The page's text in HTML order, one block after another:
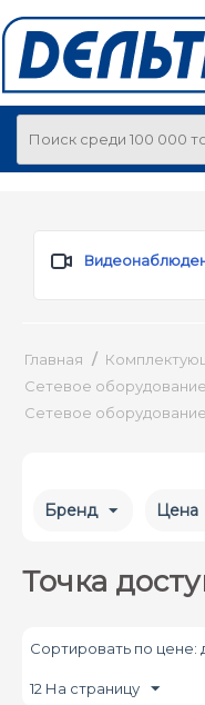
Главная /
Сетевое оборудование
Сетевое
Бренд Цена
Точка
Сортировать по
12 На страницу